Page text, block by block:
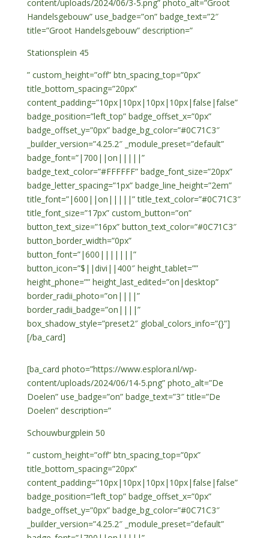
content/uploads/2024/06/3-5.png” photo_alt=”Groot
Handelsgebouw” use_badge=”on” badge_text=”2″
title=”Groot Handelsgebouw” description=”
Stationsplein 45
” custom_height=”off” btn_spacing_top=”0px”
title_bottom_spacing=”20px”
content_padding=”10px|10px|10px|10px|false|false”
badge_position=”left_top” badge_offset_x=”0px”
badge_offset_y=”0px” badge_bg_color=”#0C71C3″
_builder_version=”4.25.2″ _module_preset=”default”
badge_font=”|700||on|||||”
badge_text_color=”#FFFFFF” badge_font_size=”20px”
badge_letter_spacing=”1px” badge_line_height=”2em”
title_font=”|600||on|||||” title_text_color=”#0C71C3″
title_font_size=”17px” custom_button=”on”
button_text_size=”16px” button_text_color=”#0C71C3″
button_border_width=”0px”
button_font=”|600|||||||”
button_icon=”$||divi||400″ height_tablet=””
height_phone=”” height_last_edited=”on|desktop”
border_radii_photo=”on||||”
border_radii_badge=”on||||”
box_shadow_style=”preset2″ global_colors_info=”{}”]
[/ba_card]
[ba_card photo=”https://www.esplora.nl/wp-
content/uploads/2024/06/14-5.png” photo_alt=”De
Doelen” use_badge=”on” badge_text=”3″ title=”De
Doelen” description=”
Schouwburgplein 50
” custom_height=”off” btn_spacing_top=”0px”
title_bottom_spacing=”20px”
content_padding=”10px|10px|10px|10px|false|false”
badge_position=”left_top” badge_offset_x=”0px”
badge_offset_y=”0px” badge_bg_color=”#0C71C3″
_builder_version=”4.25.2″ _module_preset=”default”